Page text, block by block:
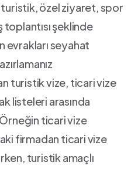
özel ziyaret, spor
şeklinde
evrakları seyahat
turistik vize, ticari vize
listeleri arasında
ticari vize
firmadan ticari vize
turistik amaçlı